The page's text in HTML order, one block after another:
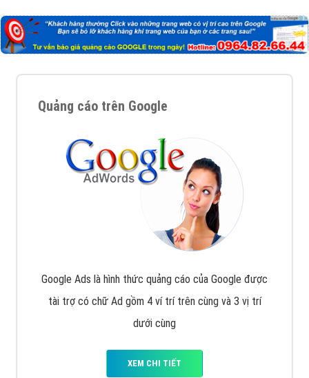
Quảng cáo trên Google
Google Ads là hình thức quảng cáo của Google được
tài trợ có chữ Ad gồm 4 ví trí trên cùng và 3 vị trí
dưới cùng
XEM CHI TIẾT